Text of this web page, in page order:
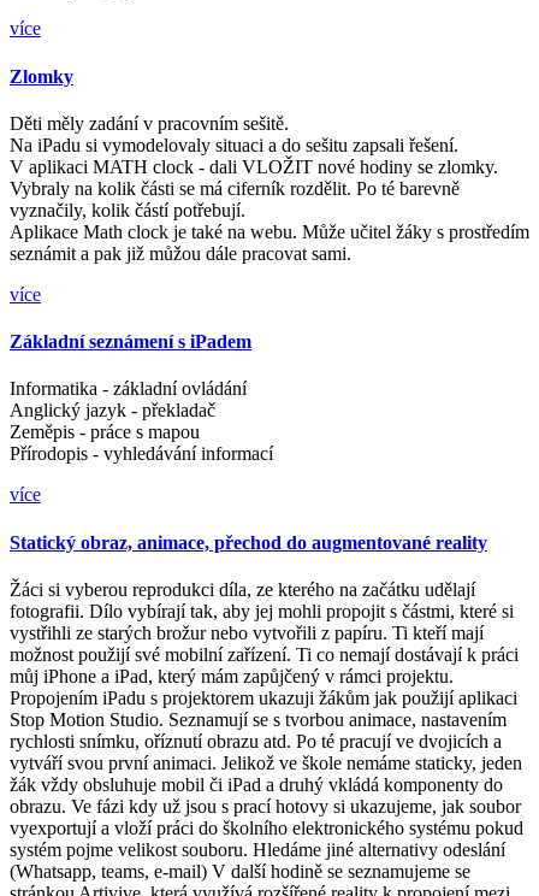
více
Zlomky
Děti měly zadání v pracovním sešitě.
Na iPadu si vymodelovaly situaci a do sešitu zapsali řešení.
V aplikaci MATH clock - dali VLOŽIT nové hodiny se zlomky.
Vybraly na kolik části se má ciferník rozdělit. Po té barevně
vyznačily, kolik částí potřebují.
Aplikace Math clock je také na webu. Může učitel žáky s prostředím
seznámit a pak již můžou dále pracovat sami.
více
Základní seznámení s iPadem
Informatika - základní ovládání
Anglický jazyk - překladač
Zeměpis - práce s mapou
Přírodopis - vyhledávání informací
více
Statický obraz, animace, přechod do augmentované reality
Žáci si vyberou reprodukci díla, ze kterého na začátku udělají
fotografii. Dílo vybírají tak, aby jej mohli propojit s částmi, které si
vystřihli ze starých brožur nebo vytvořili z papíru. Ti kteří mají
možnost použijí své mobilní zařízení. Ti co nemají dostávají k práci
můj iPhone a iPad, který mám zapůjčený v rámci projektu.
Propojením iPadu s projektorem ukazuji žákům jak použijí aplikaci
Stop Motion Studio. Seznamují se s tvorbou animace, nastavením
rychlosti snímku, oříznutí obrazu atd. Po té pracují ve dvojicích a
vytváří svou první animaci. Jelikož ve škole nemáme staticky, jeden
žák vždy obsluhuje mobil či iPad a druhý vkládá komponenty do
obrazu. Ve fázi kdy už jsou s prací hotovy si ukazujeme, jak soubor
vyexportují a vloží práci do školního elektronického systému pokud
systém pojme velikost souboru. Hledáme jiné alternativy odeslání
(Whatsapp, teams, e-mail) V další hodině se seznamujeme se